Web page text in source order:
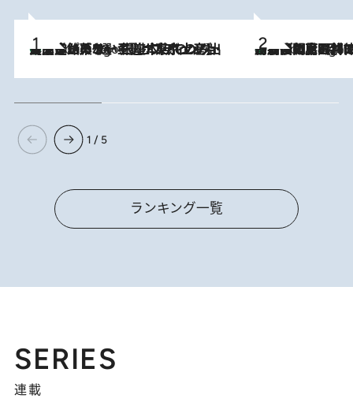
6 Hours Ago
【間違いのない王道・東京土産】資生堂パーラー 銀座本店でのみ出会える銘菓5選《極上プディング・濃厚チーズケーキ・ボンボンショコラほか》 6 Hours Ago
「最後に見られてよかった」上野動物園の東園パンダ舎が解体前に特別公開。8月16日まで延長されたパネル展と共に辿る“半世紀”のパンダ飼育《解体工事の図面あり》
1 / 5
ランキング一覧
SERIES
連載